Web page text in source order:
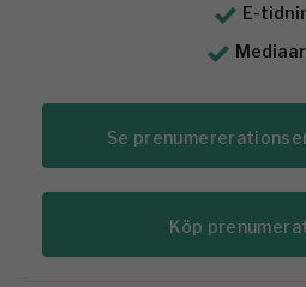
E-
Se
Köp